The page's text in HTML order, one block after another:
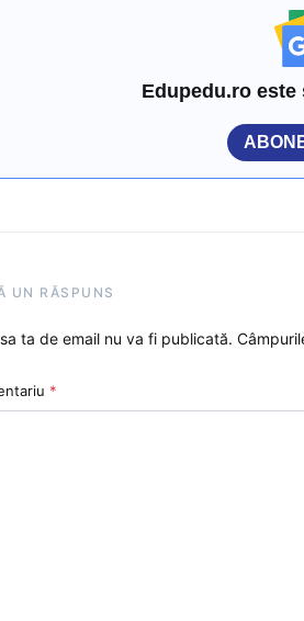
Edupedu.ro este
UN RĂSPUNS
ta de email nu va fi publicată.
*